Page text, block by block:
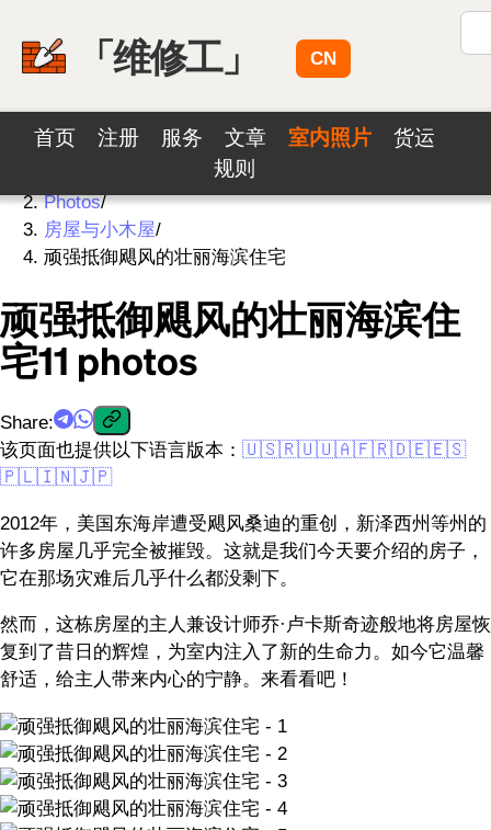
「维修工」 CN
首页 注册 服务 文章 室内照片
货运
规则
Photos/
房屋与小木屋/
顽强抵御飓风的壮丽海滨住宅
顽强抵御飓风的壮丽海滨住
宅11 photos
Share:
该页面也提供以下语言版本： 🇺🇸🇷🇺🇺🇦🇫🇷🇩🇪🇪🇸
🇵🇱🇮🇳🇯🇵
2012年，美国东海岸遭受飓风桑迪的重创，新泽西州等州的
许多房屋几乎完全被摧毁。这就是我们今天要介绍的房子，
它在那场灾难后几乎什么都没剩下。
然而，这栋房屋的主人兼设计师乔·卢卡斯奇迹般地将房屋恢
复到了昔日的辉煌，为室内注入了新的生命力。如今它温馨
舒适，给主人带来内心的宁静。来看看吧！